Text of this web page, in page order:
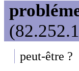
peut-être ?